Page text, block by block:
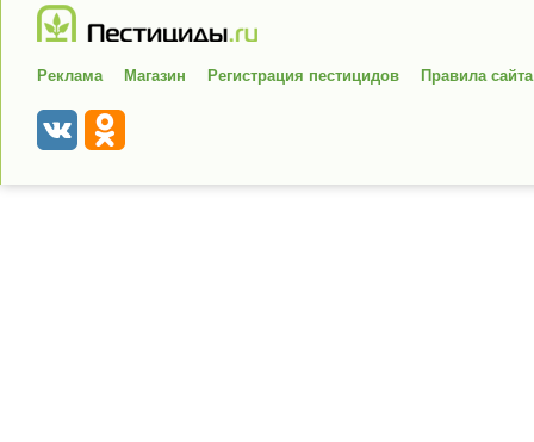
Реклама Магазин Регистрация пестицидов Правила сайта